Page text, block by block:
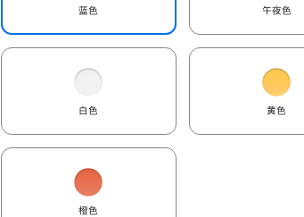
蓝色 午夜色
白色 黄色
橙色